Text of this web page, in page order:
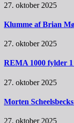
27. oktober 2025
Klumme af Brian
27. oktober 2025
REMA 1000 fylder
27. oktober 2025
Morten
27. oktober 2025